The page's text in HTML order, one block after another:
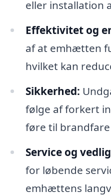
eller installation
Effektivitet og
af at emhætten
hvilket kan
Sikkerhed:
følge af forkert
føre til
Service og
for løbende
emhættens